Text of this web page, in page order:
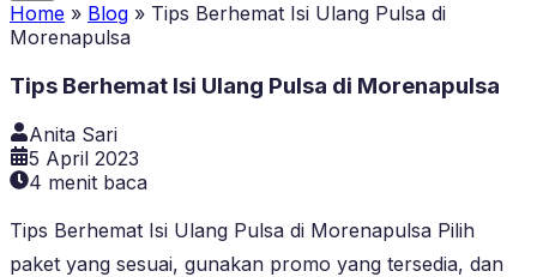
Home » Blog » Tips Berhemat Isi Ulang Pulsa di
Morenapulsa
Tips Berhemat Isi Ulang Pulsa di Morenapulsa
Anita Sari
5 April 2023
4 menit baca
Tips Berhemat Isi Ulang Pulsa di Morenapulsa Pilih
paket yang sesuai, gunakan promo yang tersedia, dan